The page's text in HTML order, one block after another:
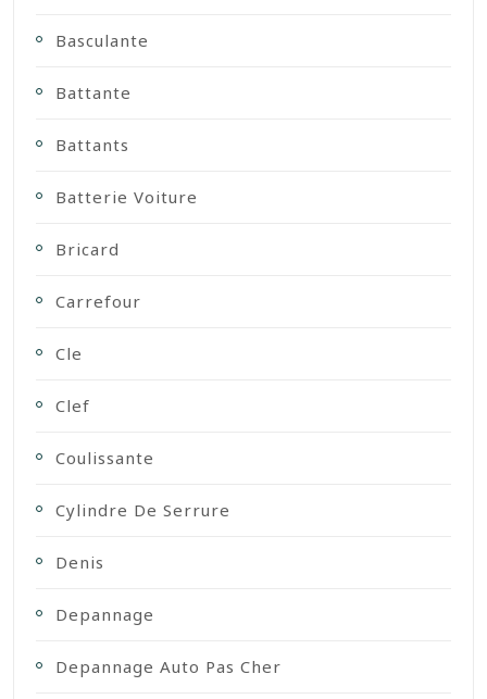
Basculante
Battante
Battants
Batterie Voiture
Bricard
Carrefour
Cle
Clef
Coulissante
Cylindre De Serrure
Denis
Depannage
Depannage Auto Pas Cher